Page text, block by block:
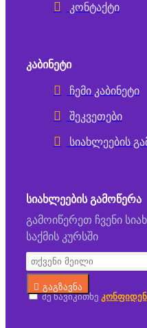
კონტაქტი
ᲙᲐᲑᲘᲜᲔᲢᲘ
ჩემი კაბინეტი
შეკვეთები
სიახლეების
ᲡᲘᲐᲮᲚᲔᲔᲑᲘᲡ ᲒᲐᲛᲝᲬᲔᲠᲐ
გამოიწერეთ ჩვენი
საქმის კურსში
გაგზავნა
მე წავიკითხე